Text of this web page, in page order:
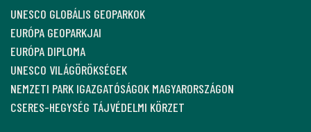
UNESCO GLOBÁLIS GEOPARKOK
EURÓPA GEOPARKJAI
EURÓPA DIPLOMA
UNESCO VILÁGÖRÖKSÉGEK
NEMZETI PARK IGAZGATÓSÁGOK MAGYARORSZÁGON
CSERES-HEGYSÉG TÁJVÉDELMI KÖRZET